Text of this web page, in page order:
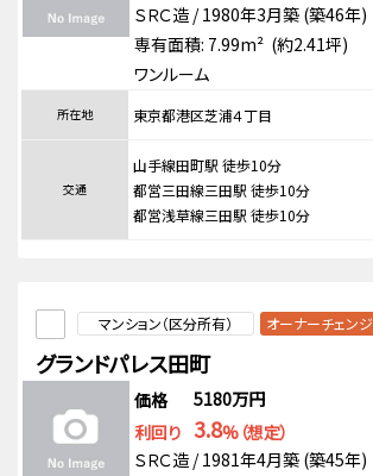
ＳＲＣ造 / 1980年3月築 (築46年)
専有面積: 7.99m² (約2.41坪)
ワンルーム
所在地 東京都港区芝浦４丁目
交通
山手線田町駅 徒歩10分
都営三田線三田駅 徒歩10分
都営浅草線三田駅 徒歩10分
マンション（区分所有） オーナーチェンジ
グランドパレス田町
価格
5180万円
利回り 3.8%（想定）
ＳＲＣ造 / 1981年4月築 (築45年)